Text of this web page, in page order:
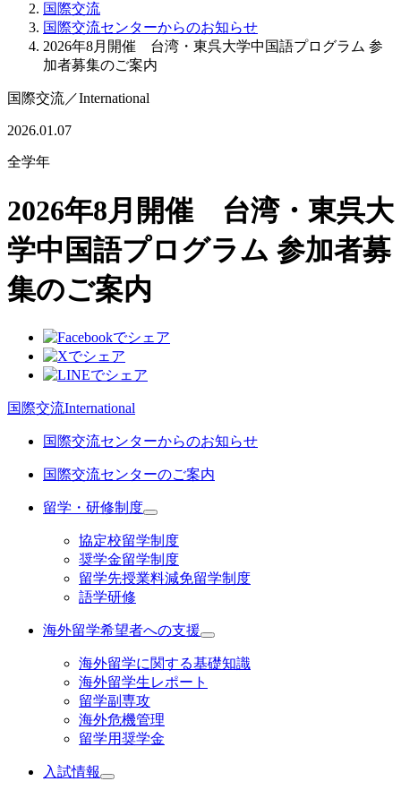
国際交流
国際交流センターからのお知らせ
2026年8月開催 台湾・東呉大学中国語プログラム 参
加者募集のご案内
国際交流／International
2026.01.07
全学年
2026年8月開催 台湾・東呉大
学中国語プログラム 参加者募
集のご案内
国際交流International
国際交流センターからのお知らせ
国際交流センターのご案内
留学・研修制度
協定校留学制度
奨学金留学制度
留学先授業料減免留学制度
語学研修
海外留学希望者への支援
海外留学に関する基礎知識
海外留学生レポート
留学副専攻
海外危機管理
留学用奨学金
入試情報